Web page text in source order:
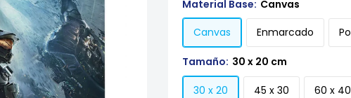
Material Base: Canvas
Canvas Enmarcado
Tamaño: 30 x 20 cm
30 x 20 45 x 30 60 x 40